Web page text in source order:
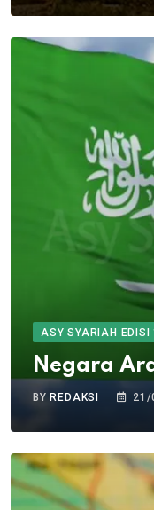
ASY SYARIAH EDISI
Negara
BY REDAKSI 21/